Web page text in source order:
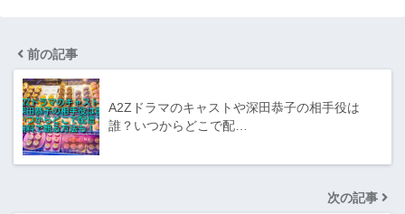
前の記事
A2Zドラマのキャストや深田恭子の相手役は
誰？いつからどこで配…
次の記事